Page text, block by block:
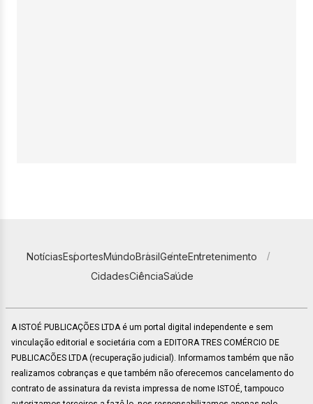
NotíciasEsportesMundoBrasilGenteEntretenimento
CidadesCiênciaSaúde
A ISTOÉ PUBLICAÇÕES LTDA é um portal digital independente e sem
vinculação editorial e societária com a EDITORA TRES COMÉRCIO DE
PUBLICACÕES LTDA (recuperação judicial). Informamos também que não
realizamos cobranças e que também não oferecemos cancelamento do
contrato de assinatura da revista impressa de nome ISTOÉ, tampouco